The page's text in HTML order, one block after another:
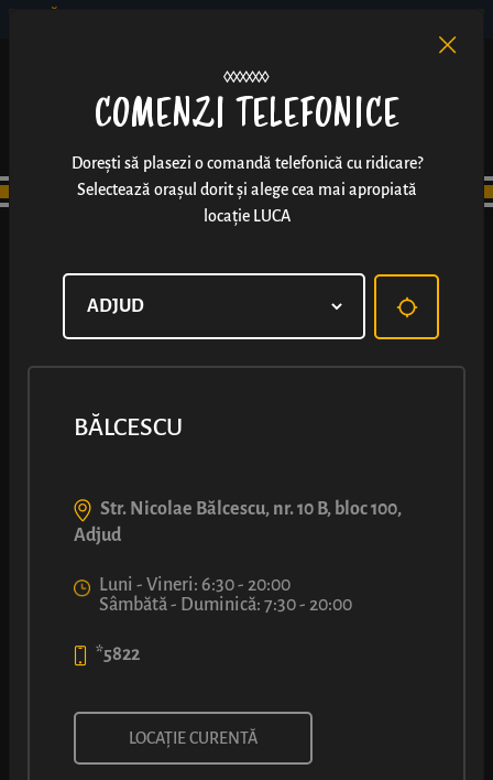
COVRIG CU UMPLUTURĂ CU
COMENZI TELEFONICE
Dorești să plasezi o comandă telefonică cu ridicare?
Selectează orașul dorit și alege cea mai apropiată
locație LUCA
BĂLCESCU
Str. Nicolae Bălcescu, nr. 10 B, bloc 100,
Adjud
Luni - Vineri: 6:30 - 20:00
Sâmbătă - Duminică: 7:30 - 20:00
*5822
LOCAȚIE CURENTĂ